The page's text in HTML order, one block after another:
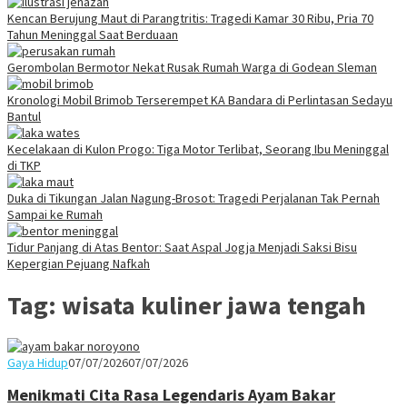
Kencan Berujung Maut di Parangtritis: Tragedi Kamar 30 Ribu, Pria 70
Tahun Meninggal Saat Berduaan
Gerombolan Bermotor Nekat Rusak Rumah Warga di Godean Sleman
Kronologi Mobil Brimob Terserempet KA Bandara di Perlintasan Sedayu
Bantul
Kecelakaan di Kulon Progo: Tiga Motor Terlibat, Seorang Ibu Meninggal
di TKP
Duka di Tikungan Jalan Nagung-Brosot: Tragedi Perjalanan Tak Pernah
Sampai ke Rumah
Tidur Panjang di Atas Bentor: Saat Aspal Jogja Menjadi Saksi Bisu
Kepergian Pejuang Nafkah
Tag: wisata kuliner jawa tengah
Gaya HidupJuno
07/07/202607/07/2026
Menikmati Cita Rasa Legendaris Ayam Bakar